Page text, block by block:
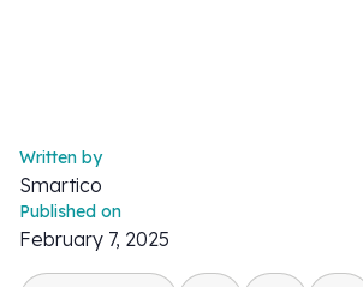
Written by
Smartico
Published on
February 7, 2025